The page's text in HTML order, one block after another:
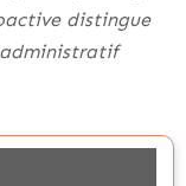
distingue